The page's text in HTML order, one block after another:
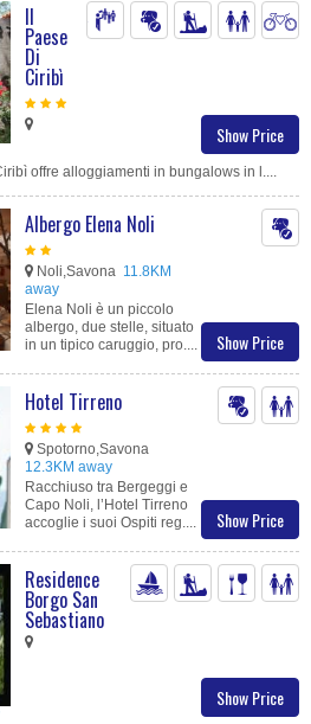
Show Price
Il
Paese
Di
Ciribì
offre alloggiamenti in bungalows in l....
Show Price
Albergo Elena Noli
Noli,Savona 11.8KM
away
Elena Noli è un piccolo
albergo, due stelle, situato
in un tipico caruggio, pro....
Show Price
Hotel Tirreno
Spotorno,Savona
12.3KM away
Racchiuso tra Bergeggi e
Capo Noli, l’Hotel Tirreno
accoglie i suoi Ospiti reg....
Show Price
Residence
Borgo San
Sebastiano